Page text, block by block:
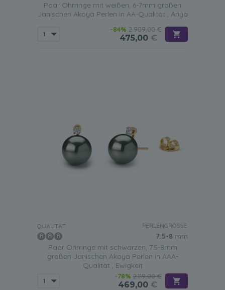
Paar Ohrringe mit weißen, 6-7mm großen
Janischen Akoya Perlen in AA-Qualität , Anya
-84% 2.909,00 €
475,00 €
QUALITÄT: PERLENGRÖSSE:
7.5-8 mm
Paar Ohrringe mit schwarzen, 7.5-8mm
großen Janischen Akoya Perlen in AAA-
Qualität , Ewigkeit
-78% 2.119,00 €
469,00 €